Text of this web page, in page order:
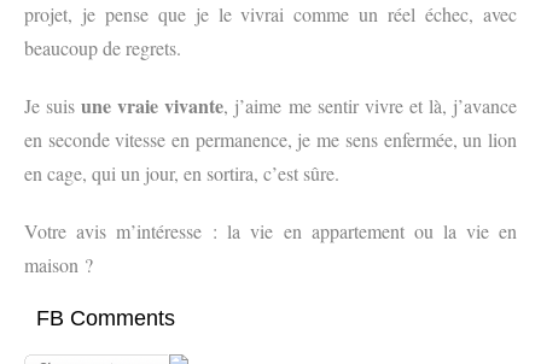
projet, je pense que je le vivrai comme un réel échec, avec
beaucoup de regrets.
Je suisune vraie vivante, j’aime me sentir vivre et là, j’avance
en seconde vitesse en permanence, je me sens enfermée, un lion
en cage, qui un jour, en sortira, c’est sûre.
Votre avis m’intéresse : la vie en appartement ou la vie en
maison ?
FB Comments